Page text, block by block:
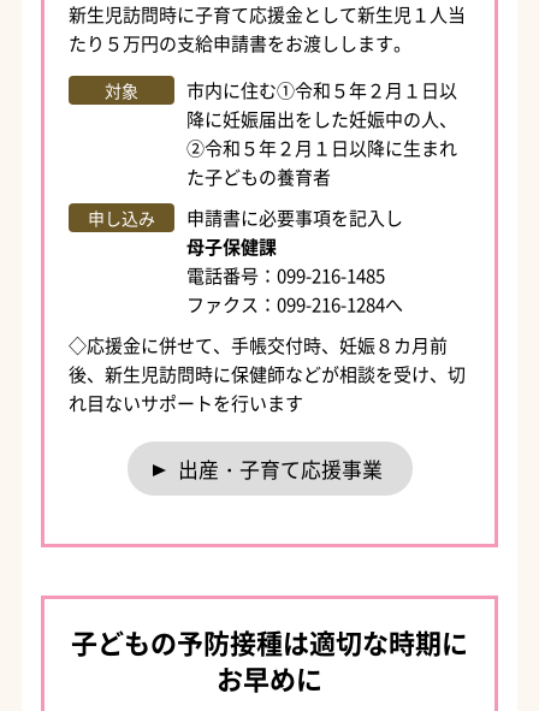
新生児訪問時に子育て応援金として新生児１人当
たり５万円の支給申請書をお渡しします。
対象
市内に住む①令和５年２月１日以
降に妊娠届出をした妊娠中の人、
②令和５年２月１日以降に生まれ
た子どもの養育者
申し込み
申請書に必要事項を記入し
母子保健課
電話番号：099-216-1485
ファクス：099-216-1284へ
◇応援金に併せて、手帳交付時、妊娠８カ月前
後、新生児訪問時に保健師などが相談を受け、切
れ目ないサポートを行います
出産・子育て応援事業
子どもの予防接種は適切な時期に
お早めに